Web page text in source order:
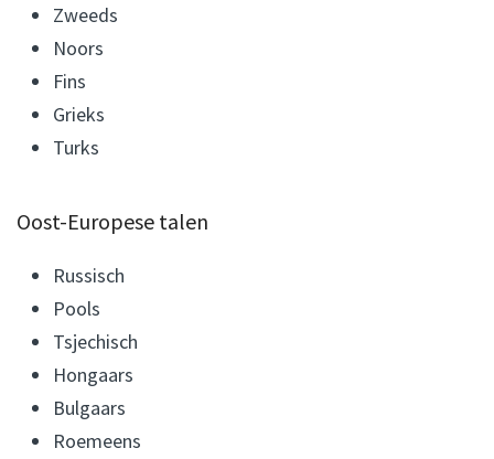
Zweeds
Noors
Fins
Grieks
Turks
Oost-Europese talen
Russisch
Pools
Tsjechisch
Hongaars
Bulgaars
Roemeens